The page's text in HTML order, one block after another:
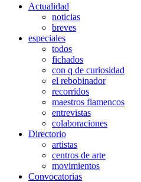
Actualidad
noticias
breves
especiales
todos
fichados
con q de curiosidad
el rebobinador
recorridos
maestros flamencos
entrevistas
colaboraciones
Directorio
artistas
centros de arte
movimientos
Convocatorias